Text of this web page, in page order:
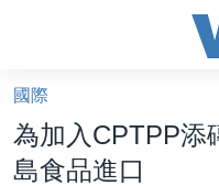
礙
鏈
接美國大選2024
國際
為加入CPTPP添
島食品進口